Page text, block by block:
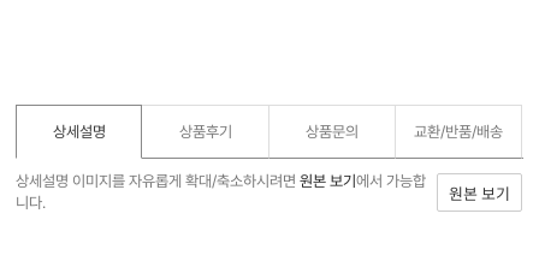
상세설명 상품후기 상품문의 교환/반품/배송
상세설명 이미지를 자유롭게 확대/축소하시려면원본 보기에서 가능합
니다.
원본 보기